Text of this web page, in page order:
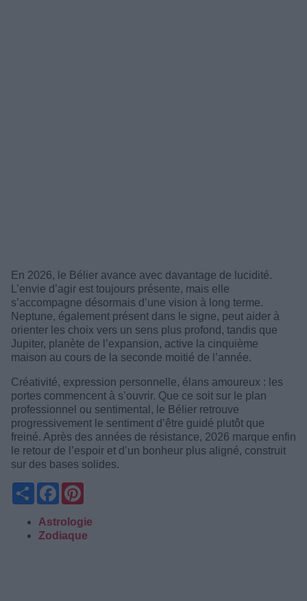
En 2026, le Bélier avance avec davantage de lucidité.
L’envie d’agir est toujours présente, mais elle
s’accompagne désormais d’une vision à long terme.
Neptune, également présent dans le signe, peut aider à
orienter les choix vers un sens plus profond, tandis que
Jupiter, planète de l’expansion, active la cinquième
maison au cours de la seconde moitié de l’année.
Créativité, expression personnelle, élans amoureux : les
portes commencent à s’ouvrir. Que ce soit sur le plan
professionnel ou sentimental, le Bélier retrouve
progressivement le sentiment d’être guidé plutôt que
freiné. Après des années de résistance, 2026 marque enfin
le retour de l’espoir et d’un bonheur plus aligné, construit
sur des bases solides.
PartagerFacebook
Astrologie
Zodiaque